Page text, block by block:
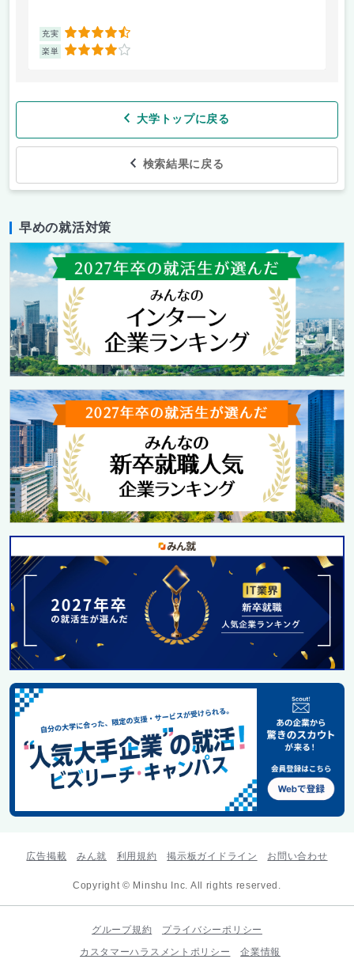
充実 4.5
楽単 4
大学トップに戻る
検索結果に戻る
早めの就活対策
広告掲載 みん就 利用規約 掲示板ガイドライン お問い合わせ
Copyright © Minshu Inc. All rights reserved.
グループ規約
プライバシーポリシー
カスタマーハラスメントポリシー
企業情報